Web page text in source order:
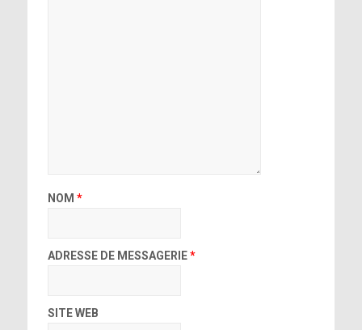
NOM *
ADRESSE DE MESSAGERIE*
SITE WEB